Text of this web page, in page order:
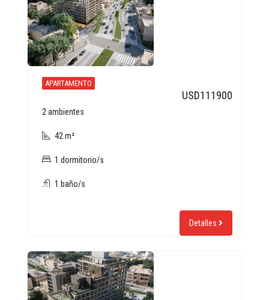
APARTAMENTO
USD111900
2 ambientes
42 m²
1 dormitorio/s
1 baño/s
Detalles